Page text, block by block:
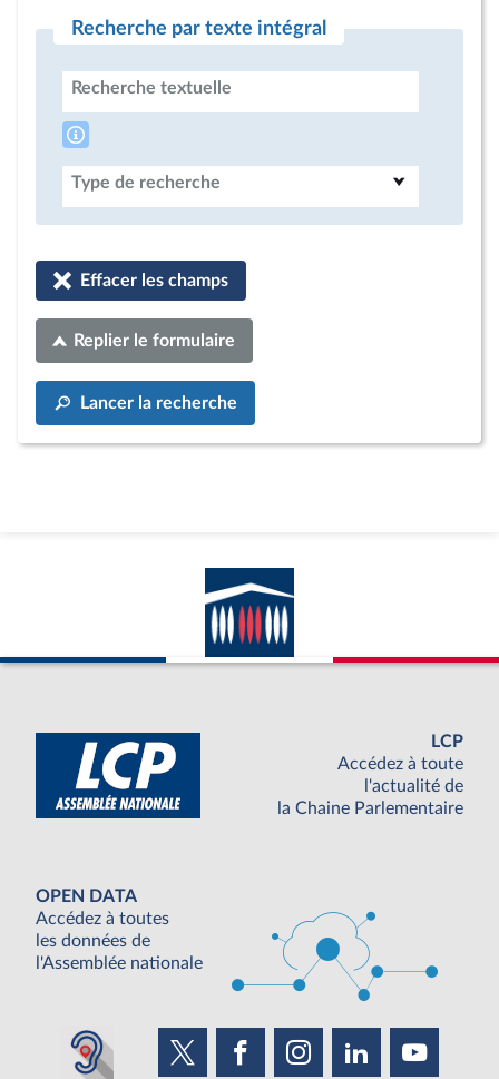
Recherche par texte intégral
Recherche textuelle
Type de recherche
Effacer les champs
Replier le formulaire
Lancer la recherche
LCP
Accédez à toute
l'actualité de
la Chaine Parlementaire
OPEN DATA
Accédez à toutes
les données de
l'Assemblée nationale